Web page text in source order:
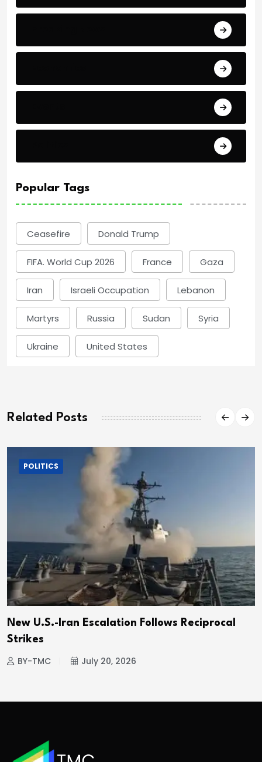
Popular Tags
Ceasefire Donald Trump
FIFA. World Cup 2026 France Gaza
Iran Israeli Occupation Lebanon
Martyrs Russia Sudan Syria
Ukraine United States
Related Posts
POLITICS
New U.S.-Iran Escalation Follows Reciprocal
Strikes
BY-TMC July 20, 2026